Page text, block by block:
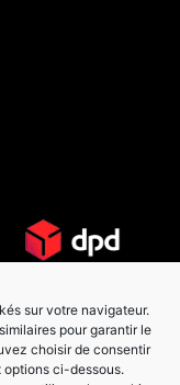
sur votre navigateur.
pour garantir le
choisir de consentir
options ci-dessous.